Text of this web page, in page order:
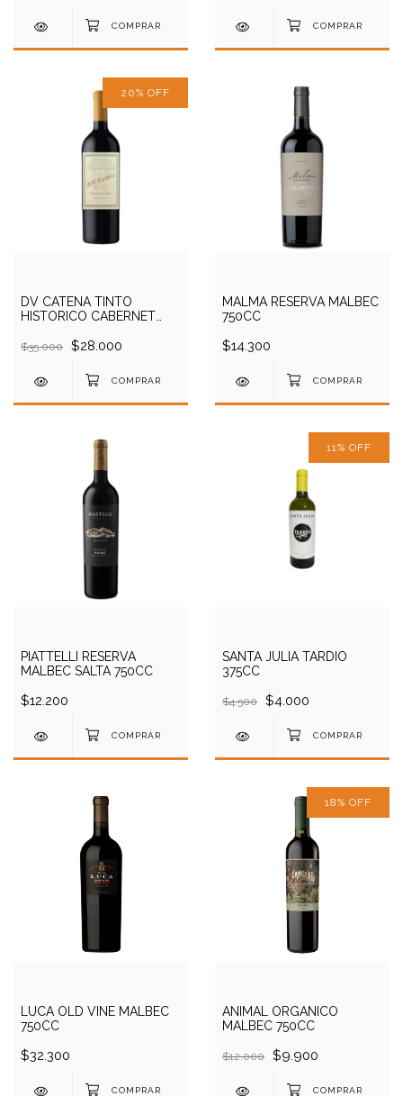
20% OFF
DV CATENA TINTO
HISTORICO CABERNET
$35.000 $28.000
MALMA RESERVA MALBEC
750CC
$14.300
PIATTELLI RESERVA
MALBEC SALTA 750CC
$12.200
11 % OFF
SANTA JULIA TARDIO
375CC
$4.500 $4.000
LUCA OLD VINE MALBEC
750CC
$32.300
18% OFF
ANIMAL ORGANICO
MALBEC 750CC
$12.000 $9.900